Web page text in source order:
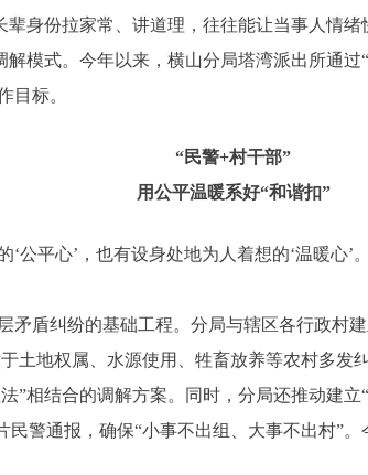
身份拉家常、讲道理，往往能让当事人情
模式。今年以来，横山分局塔湾派出所通
目标。
“民警+村干部”
用公平温暖系好“和谐扣”
公平心’，也有设身处地为人着想的‘温暖心
矛盾纠纷的基础工程。分局与辖区各行政村
土地权属、水源使用、牲畜放养等农村多发
”相结合的调解方案。同时，分局还推动建
警通报，确保“小事不出组、大事不出村”